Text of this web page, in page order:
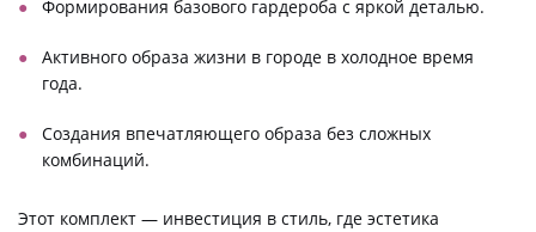
Формирования базового гардероба с яркой деталью.
Активного образа жизни в городе в холодное время
года.
Создания впечатляющего образа без сложных
комбинаций.
Этот комплект — инвестиция в стиль, где эстетика